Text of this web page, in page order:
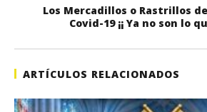
Los Mercadillos o Rastrillos
Covid-19 ¡¡ Ya no son lo
ARTÍCULOS RELACIONADOS